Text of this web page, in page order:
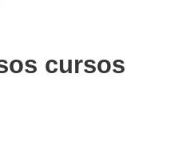
cursos